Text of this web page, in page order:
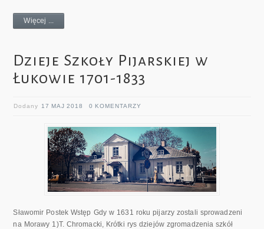
Więcej ...
Dzieje Szkoły Pijarskiej w
Łukowie 1701-1833
Dodany 17 MAJ 2018 0 KOMENTARZY
Sławomir Postek Wstęp Gdy w 1631 roku pijarzy zostali sprowadzeni
na Morawy 1)T. Chromacki, Krótki rys dziejów zgromadzenia szkół